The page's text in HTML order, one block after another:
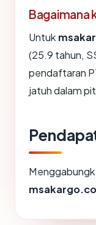
Bagaimana
Untuk
(25.9 tahun,
pendaftaran
jatuh dalam